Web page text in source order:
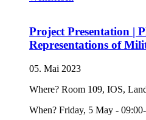
Project Presentation |
Representations of
05. Mai 2023
Where? Room 109, IOS,
When? Friday, 5 May -